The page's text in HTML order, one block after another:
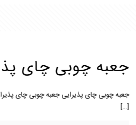
جعبه چوبی چای
جعبه چوبی چای پذیرایی جعبه چوبی چای
[…]